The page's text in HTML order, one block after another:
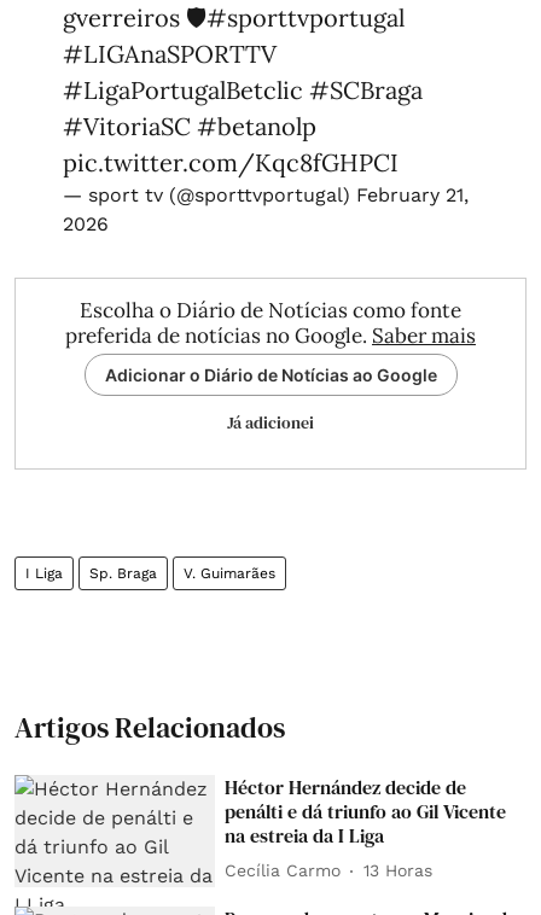
gverreiros 🛡️#sporttvportugal
#LIGAnaSPORTTV
#LigaPortugalBetclic #SCBraga
#VitoriaSC #betanolp
pic.twitter.com/Kqc8fGHPCI
— sport tv (@sporttvportugal) February 21,
2026
Escolha o Diário de Notícias como fonte
preferida de notícias no Google. Saber mais
Adicionar o Diário de Notícias ao Google
Já adicionei
I Liga Sp. Braga V. Guimarães
Artigos Relacionados
Héctor Hernández decide de
penálti e dá triunfo ao Gil Vicente
na estreia da I Liga
Cecília Carmo 13 Horas